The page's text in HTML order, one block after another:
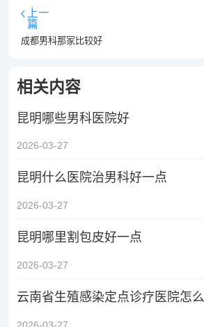
上一
篇
成都男科那家比较好
相关内容
昆明哪些男科医院好
2026-03-27
昆明什么医院治男科好一点
2026-03-27
昆明哪里割包皮好一点
2026-03-27
云南省生殖感染定点诊疗医院怎